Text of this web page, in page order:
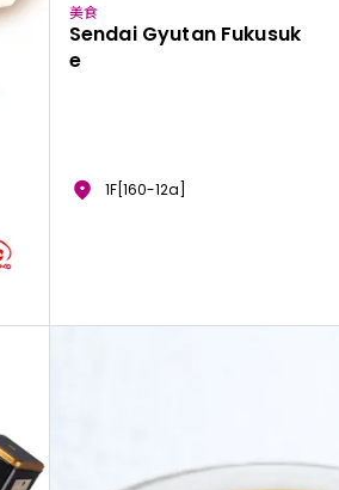
美食
Sendai Gyutan Fukusuk
e
1F[160-12a]